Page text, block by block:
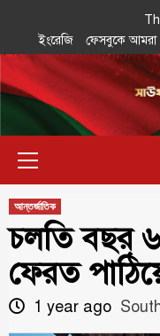
content
ইংরেজি
ফেসবুকে আমরা
IN SEARCH OF THE
আন্তর্জাতিক
চলতি বছর
ফেরত
1 year ago